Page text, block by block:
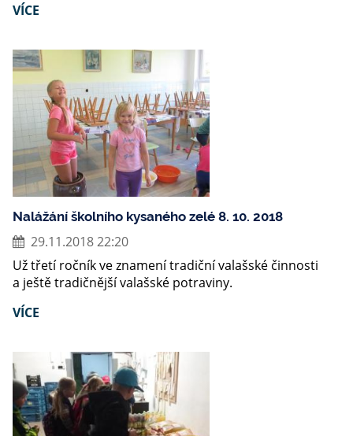
VÍCE
Nalážání školního kysaného zelé 8. 10. 2018
29.11.2018 22:20
Už třetí ročník ve znamení tradiční valašské činnosti
a ještě tradičnější valašské potraviny.
VÍCE